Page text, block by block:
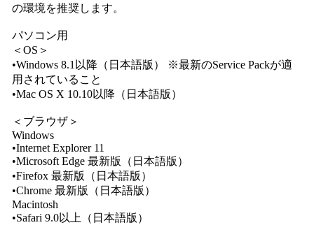
の環境を推奨します。
パソコン用
＜OS＞
•Windows 8.1以降（日本語版） ※最新のService Packが適
用されていること
•Mac OS X 10.10以降（日本語版）
＜ブラウザ＞
Windows
•Internet Explorer 11
•Microsoft Edge 最新版（日本語版）
•Firefox 最新版（日本語版）
•Chrome 最新版（日本語版）
Macintosh
•Safari 9.0以上（日本語版）